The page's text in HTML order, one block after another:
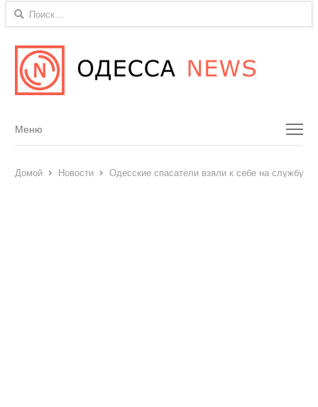
Найти:
Menu
Меню
Домой Новости Одесские спасатели взяли к себе на службу